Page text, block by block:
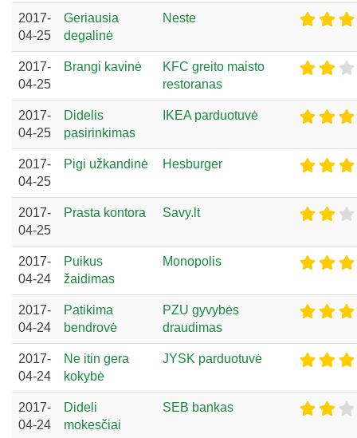
2017-
04-25
Geriausia
degalinė
Neste
2017-
04-25
Brangi kavinė
KFC greito maisto
restoranas
2017-
04-25
Didelis
pasirinkimas
IKEA parduotuvė
2017-
04-25
Pigi užkandinė Hesburger
2017-
04-25
Prasta kontora Savy.lt
2017-
04-24
Puikus
žaidimas
Monopolis
2017-
04-24
Patikima
bendrovė
PZU gyvybės
draudimas
2017-
04-24
Ne itin gera
kokybė
JYSK parduotuvė
2017-
04-24
Dideli
mokesčiai
SEB bankas